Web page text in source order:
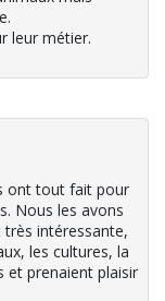
leur métier.
ont tout fait pour
Nous les avons
très intéressante,
les cultures, la
prenaient plaisir